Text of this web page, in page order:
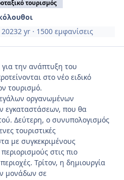
τουρισμός
2 yr · 1500 εμφανίσεις
για την ανάπτυξη του
στο νέο ειδικό
τουρισμό.
οργανωμένων
εγκαταστάσεων, που θα
Δεύτερη, ο συνυπολογισμός
τουριστικές
με συγκεκριμένους
στις πιο
Τρίτον, η δημιουργία
μονάδων σε